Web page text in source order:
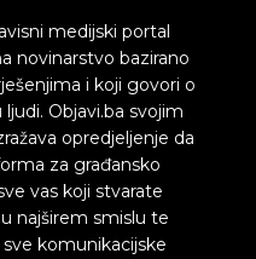
medijski portal
novinarstvo bazirano
i koji govori o
Objavi.ba svojim
opredjeljenje da
za građansko
vas koji stvarate
najširem smislu te
komunikacijske